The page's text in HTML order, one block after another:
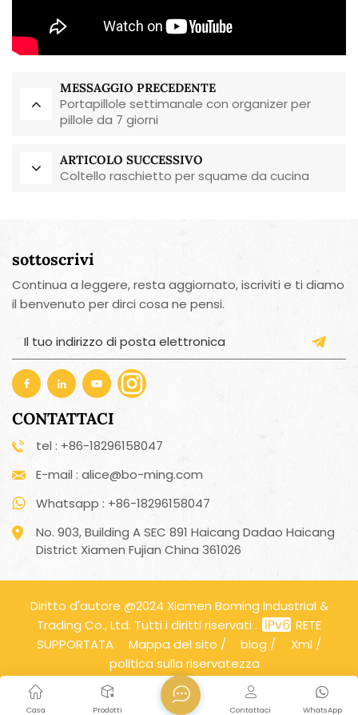
MESSAGGIO PRECEDENTE
Portapillole settimanale con organizer per
pillole da 7 giorni
ARTICOLO SUCCESSIVO
Coltello raschietto per squame da cucina
sottoscrivi
Continua a leggere, resta aggiornato, iscriviti e ti diamo
il benvenuto per dirci cosa ne pensi.
CONTATTACI
tel : +86-18296158047
E-mail : alice@bo-ming.com
Whatsapp : +86-18296158047
No. 903, Building A SEC 891 Haicang Dadao Haicang
District Xiamen Fujian China 361026
Diritto d'autore @2024 Xiamen Boming Industrial &
Trading Co., Ltd. Tutti i diritti riservati .
RETE
SUPPORTATA
Mappa del sito / blog / Xml /
politica sulla riservatezza
Casa Prodotti WhatsApp
Contattaci